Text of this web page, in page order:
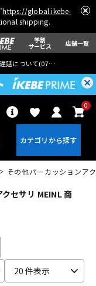
https://global.ikebe-
shipping.
学割
サービス 店舗一覧
延について(07月29日
0
ウクレレ
その他パーカッションア
セサリ MEINL 商
20 件表示